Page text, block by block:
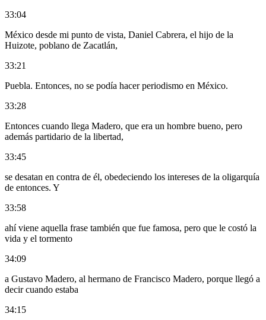
33:04
México desde mi punto de vista, Daniel Cabrera, el hijo de la
Huizote, poblano de Zacatlán,
33:21
Puebla. Entonces, no se podía hacer periodismo en México.
33:28
Entonces cuando llega Madero, que era un hombre bueno, pero
además partidario de la libertad,
33:45
se desatan en contra de él, obedeciendo los intereses de la oligarquía
de entonces. Y
33:58
ahí viene aquella frase también que fue famosa, pero que le costó la
vida y el tormento
34:09
a Gustavo Madero, al hermano de Francisco Madero, porque llegó a
decir cuando estaba
34:15